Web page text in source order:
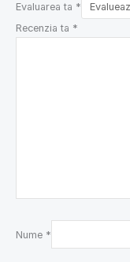
Evaluarea ta *
Recenzia ta *
Nume *